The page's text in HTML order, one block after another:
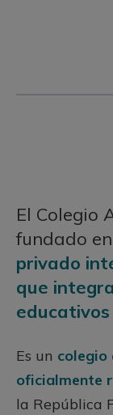
El Colegio
fundado
privado
que
Es un colegio
oficialmente
la República